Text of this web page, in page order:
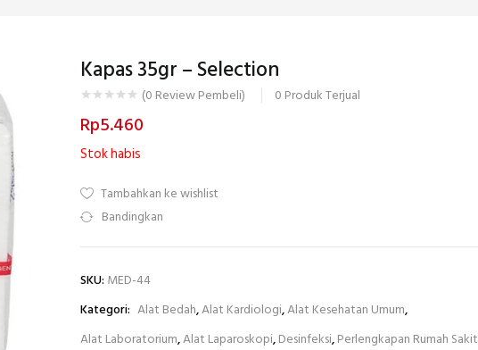
Kapas 35gr – Selection
(0 Review Pembeli) 0 Produk Terjual
Rp5.460
Stok habis
Tambahkan ke wishlist
Bandingkan
SKU: MED-44
Kategori: Alat Bedah,Alat Kardiologi,Alat Kesehatan Umum,
Alat Laboratorium,Alat Laparoskopi,Desinfeksi,Perlengkapan Rumah Sakit